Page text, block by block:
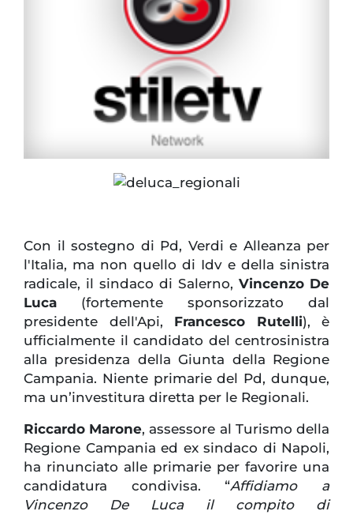
Con il sostegno di Pd, Verdi e Alleanza per
l'Italia, ma non quello di Idv e della sinistra
radicale, il sindaco di Salerno, Vincenzo De
Luca (fortemente sponsorizzato dal
presidente dell'Api, Francesco Rutelli), è
ufficialmente il candidato del centrosinistra
alla presidenza della Giunta della Regione
Campania. Niente primarie del Pd, dunque,
ma un’investitura diretta per le Regionali.
Riccardo Marone, assessore al Turismo della
Regione Campania ed ex sindaco di Napoli,
ha rinunciato alle primarie per favorire una
candidatura condivisa. “Affidiamo a
Vincenzo De Luca il compito di